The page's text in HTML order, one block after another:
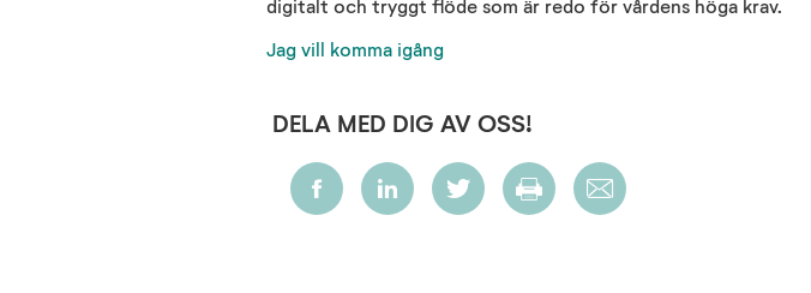
digitalt och tryggt flöde som är redo för vårdens höga krav.
Jag vill komma igång
DELA MED DIG AV OSS!